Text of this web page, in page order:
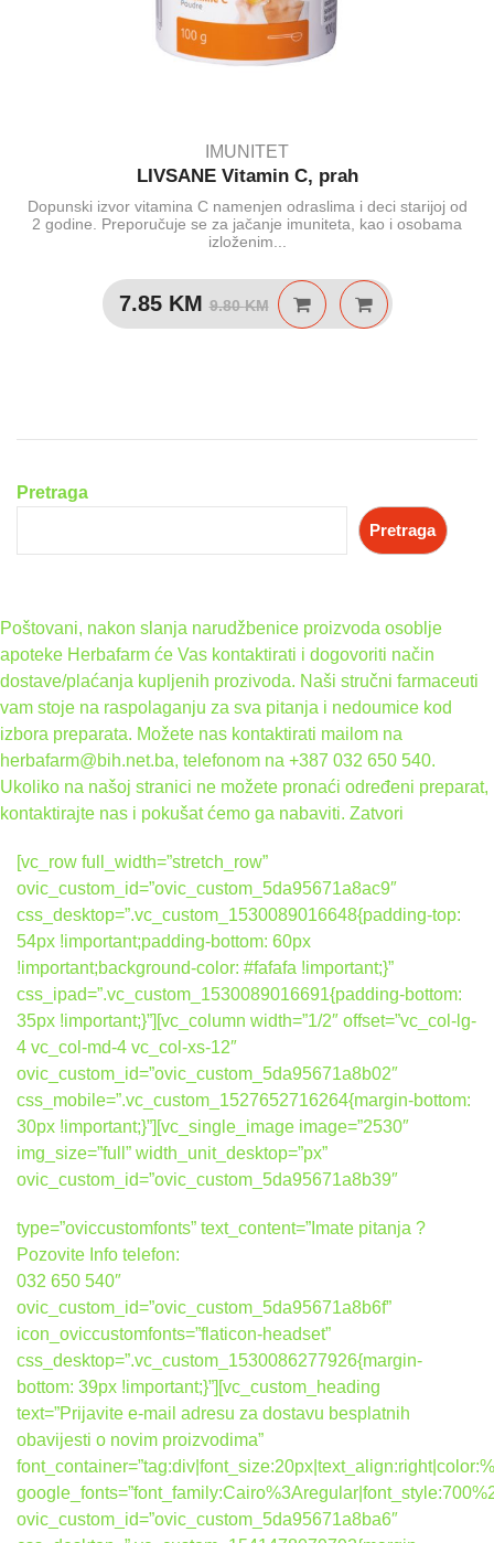
IMUNITET
LIVSANE Vitamin C, prah
Dopunski izvor vitamina C namenjen odraslima i deci starijoj od
2 godine. Preporučuje se za jačanje imuniteta, kao i osobama
izloženim...
9.80KMIzvorna
je:
7.85 KM
Trenutna
7.85 KM.
Pretraga
Pretraga
Poštovani, nakon slanja narudžbenice proizvoda osoblje
apoteke Herbafarm će Vas kontaktirati i dogovoriti način
dostave/plaćanja kupljenih prozivoda. Naši stručni farmaceuti
vam stoje na raspolaganju za sva pitanja i nedoumice kod
izbora preparata. Možete nas kontaktirati mailom na
herbafarm@bih.net.ba, telefonom na +387 032 650 540.
Ukoliko na našoj stranici ne možete pronaći određeni preparat,
kontaktirajte nas i pokušat ćemo ga nabaviti. Zatvori
[vc_row full_width=”stretch_row”
ovic_custom_id=”ovic_custom_5da95671a8ac9″
css_desktop=”.vc_custom_1530089016648{padding-top:
54px !important;padding-bottom: 60px
!important;background-color: #fafafa !important;}”
css_ipad=”.vc_custom_1530089016691{padding-bottom:
35px !important;}”][vc_column width=”1/2″ offset=”vc_col-lg-
4 vc_col-md-4 vc_col-xs-12″
ovic_custom_id=”ovic_custom_5da95671a8b02″
css_mobile=”.vc_custom_1527652716264{margin-bottom:
30px !important;}”][vc_single_image image=”2530″
img_size=”full” width_unit_desktop=”px”
ovic_custom_id=”ovic_custom_5da95671a8b39″
type=”oviccustomfonts” text_content=”Imate pitanja ?
Pozovite Info telefon:
032 650 540″
ovic_custom_id=”ovic_custom_5da95671a8b6f”
icon_oviccustomfonts=”flaticon-headset”
css_desktop=”.vc_custom_1530086277926{margin-
bottom: 39px !important;}”][vc_custom_heading
text=”Prijavite e-mail adresu za dostavu besplatnih
obavijesti o novim proizvodima”
ovic_custom_id=”ovic_custom_5da95671a8ba6″